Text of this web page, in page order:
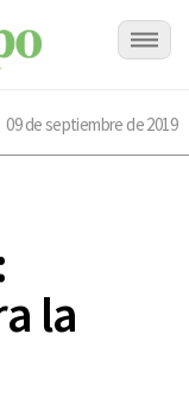
09 de septiembre de 2019
la